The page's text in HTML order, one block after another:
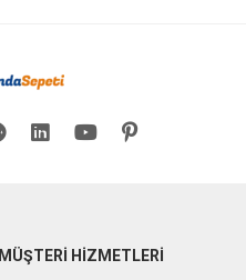
MÜŞTERİ HİZMETLERİ